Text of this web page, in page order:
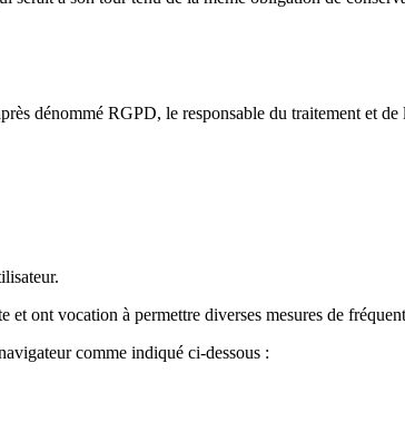
dénommé RGPD, le responsable du traitement et
ont vocation à permettre diverses mesures de
comme indiqué ci-dessous :